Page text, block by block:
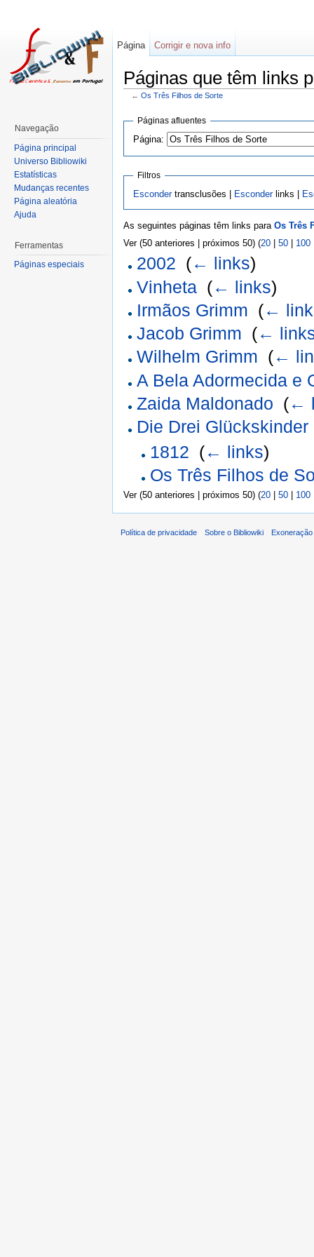
Páginas que têm links
← Os Três Filhos de Sorte
Páginas afluentes
Página:
Filtros
Escondertransclusões | Esconderlinks |
As seguintes páginas têm links para Os Três
Ver (50 anteriores | próximos 50) (20 50 100
2002 (← links)
Vinheta (← links)
Irmãos Grimm (←
Jacob Grimm (←
Wilhelm Grimm (←
A Bela Adormecida e
Zaida Maldonado (←
Die Drei Glückskinder
1812 (← links)
Os Três Filhos de
Ver (50 anteriores | próximos 50) (20 | 50 | 100
Página Corrigir e nova info
Navegação
Página principal
Universo Bibliowiki
Estatísticas
Mudanças recentes
Página aleatória
Ajuda
Ferramentas
Páginas especiais
Política de privacidade Sobre o Bibliowiki